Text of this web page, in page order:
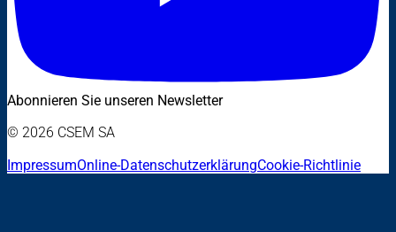
Abonnieren Sie unseren Newsletter
© 2026 CSEM SA
ImpressumOnline-DatenschutzerklärungCookie-Richtlinie